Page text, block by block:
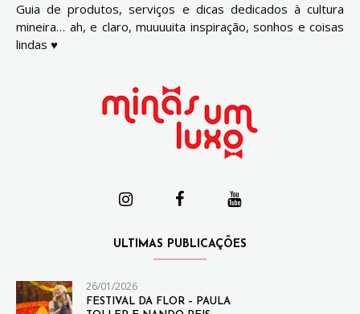
Guia de produtos, serviços e dicas dedicados à cultura
mineira… ah, e claro, muuuuita inspiração, sonhos e coisas
lindas ♥
ULTIMAS PUBLICAÇÕES
26/01/2026
FESTIVAL DA FLOR – PAULA